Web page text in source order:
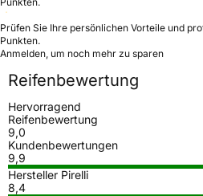
Prüfen Sie Ihre persönlichen Vorteile und
Punkten.
Anmelden, um noch mehr zu sparen
Reifenbewertung
Hervorragend
Reifenbewertung
9,0
Kundenbewertungen
9,9
Hersteller Pirelli
8,4